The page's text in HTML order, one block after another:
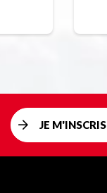
JE M'INSCRIS